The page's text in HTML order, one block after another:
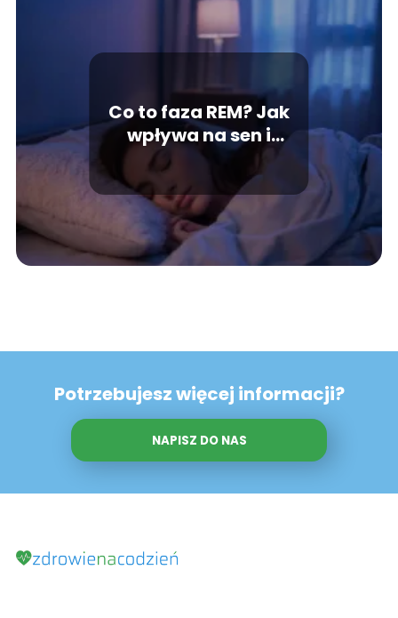
Co to faza REM? Jak
wpływa na sen i
regenerację?
Potrzebujesz więcej informacji?
NAPISZ DO NAS